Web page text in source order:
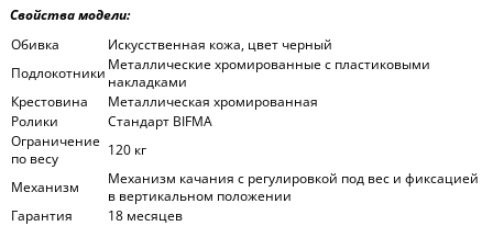
Свойства модели:
Обивка
Искусственная кожа, цвет черный
Подлокотники Металлические хромированные с пластиковыми
накладками
Крестовина
Металлическая хромированная
Ролики
Стандарт BIFMA
Ограничение
по весу
120 кг
Механизм
Механизм качания с регулировкой под вес и фиксацией
в вертикальном положении
Гарантия
18 месяцев